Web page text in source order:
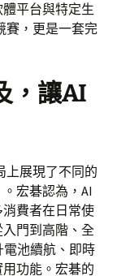
平台與特定生
賽，更是一套完
，讓AI
上展現了不同的
宏碁認為，AI
費者在日常使
門到高階、全
電池續航、即時
功能。宏碁的